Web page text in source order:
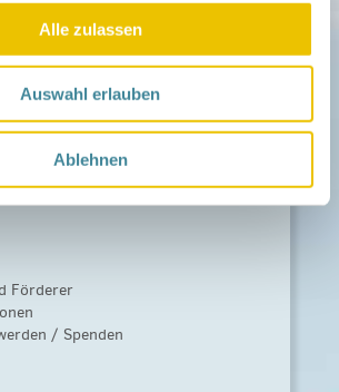
Alle zulassen
Auswahl erlauben
Ablehnen
Förderer
/ Spenden